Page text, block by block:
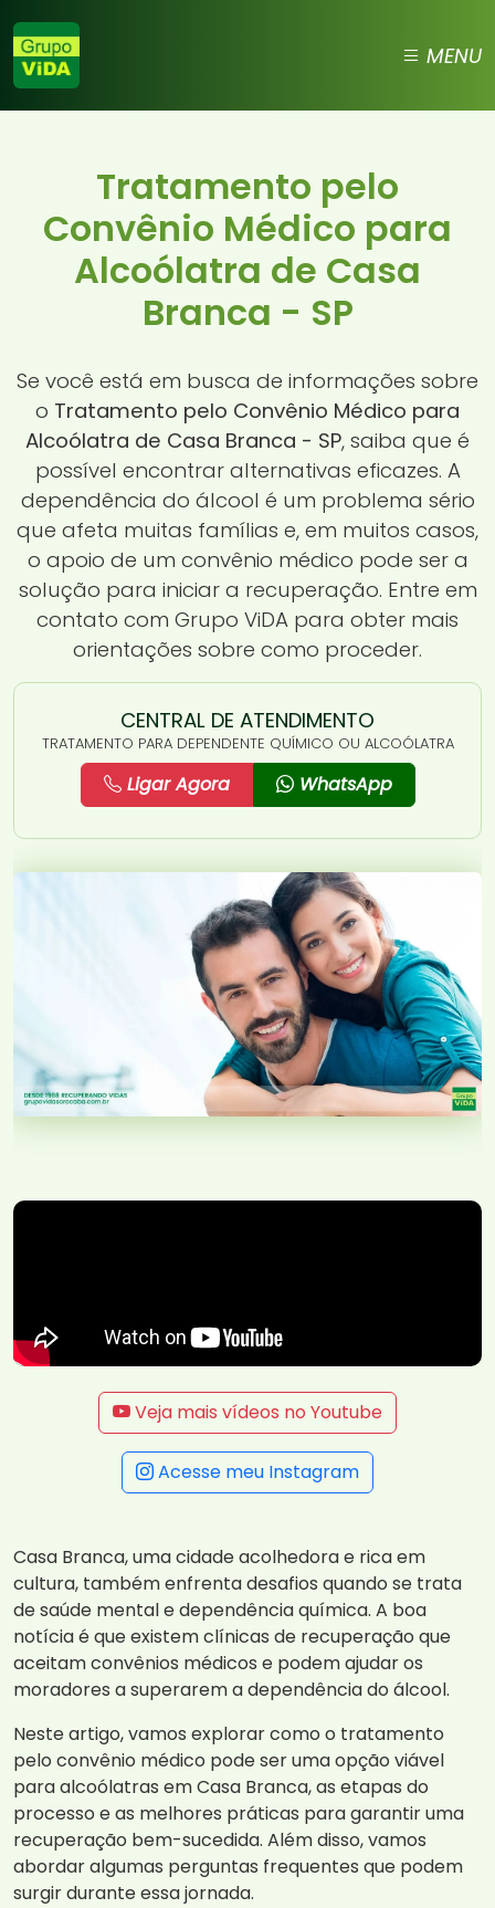
MENU
Tratamento pelo
Convênio Médico para
Alcoólatra de Casa
Branca - SP
Se você está em busca de informações sobre
o Tratamento pelo Convênio Médico para
Alcoólatra de Casa Branca - SP, saiba que é
possível encontrar alternativas eficazes. A
dependência do álcool é um problema sério
que afeta muitas famílias e, em muitos casos,
o apoio de um convênio médico pode ser a
solução para iniciar a recuperação. Entre em
contato com Grupo ViDA para obter mais
orientações sobre como proceder.
CENTRAL DE ATENDIMENTO
TRATAMENTO PARA DEPENDENTE QUÍMICO OU ALCOÓLATRA
Ligar Agora WhatsApp
Veja mais vídeos no Youtube
Acesse meu Instagram
Casa Branca, uma cidade acolhedora e rica em
cultura, também enfrenta desafios quando se trata
de saúde mental e dependência química. A boa
notícia é que existem clínicas de recuperação que
aceitam convênios médicos e podem ajudar os
moradores a superarem a dependência do álcool.
Neste artigo, vamos explorar como o tratamento
pelo convênio médico pode ser uma opção viável
para alcoólatras em Casa Branca, as etapas do
processo e as melhores práticas para garantir uma
recuperação bem-sucedida. Além disso, vamos
abordar algumas perguntas frequentes que podem
surgir durante essa jornada.